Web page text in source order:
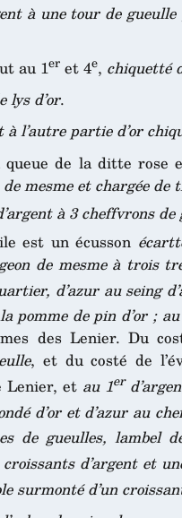
à une tour de
au 1er et 4e, chiquetté
lys d’or.
à l’autre partie d’or
de la ditte rose
mesme et chargée
à 3 cheffvrons de
est un écusson
de mesme à trois
d’azur au seing
pomme de pin d’or ;
des Lenier. Du
, et du costé de
Lenier, et au 1er
d’or et d’azur au
de gueulles, lambel
d’argent et
surmonté d’un